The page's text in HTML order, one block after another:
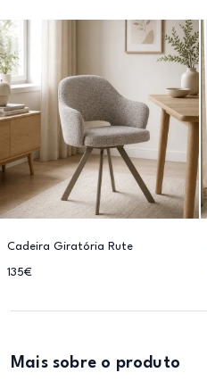
Cadeira Giratória Rute
135€
Mais sobre o produto